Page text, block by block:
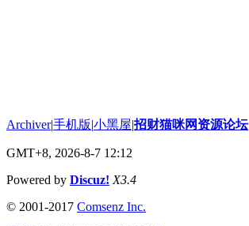
Archiver|手机版|小黑屋|招财猫咪网资源论坛
GMT+8, 2026-8-7 12:12
Powered by Discuz! X3.4
© 2001-2017 Comsenz Inc.